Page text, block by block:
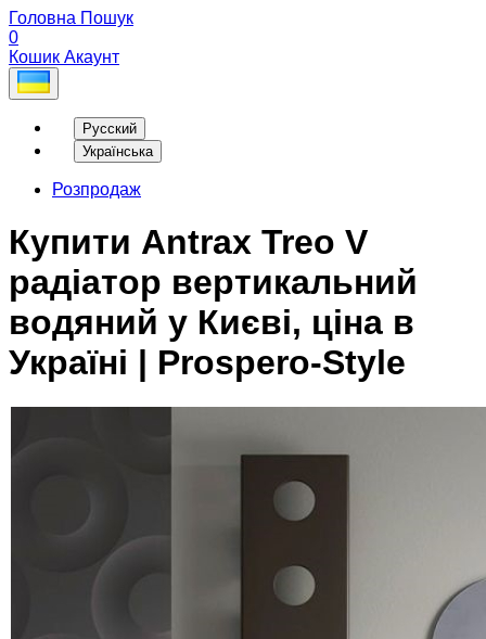
Головна Пошук
0
Кошик Акаунт
Русский
Українська
Розпродаж
Купити Antrax Treo V
радіатор вертикальний
водяний у Києві, ціна в
Україні | Prospero-Style